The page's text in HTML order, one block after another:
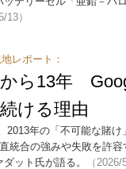
13）
レポート：
から13年
ける理由
2013年の「不可能な賭
統合の強みや失敗を許
ット氏が語る。
（